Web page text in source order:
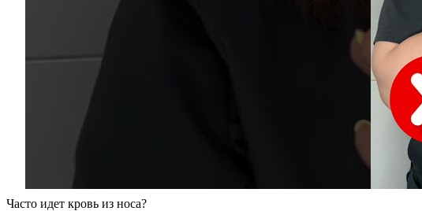
Часто идет кровь из носа?